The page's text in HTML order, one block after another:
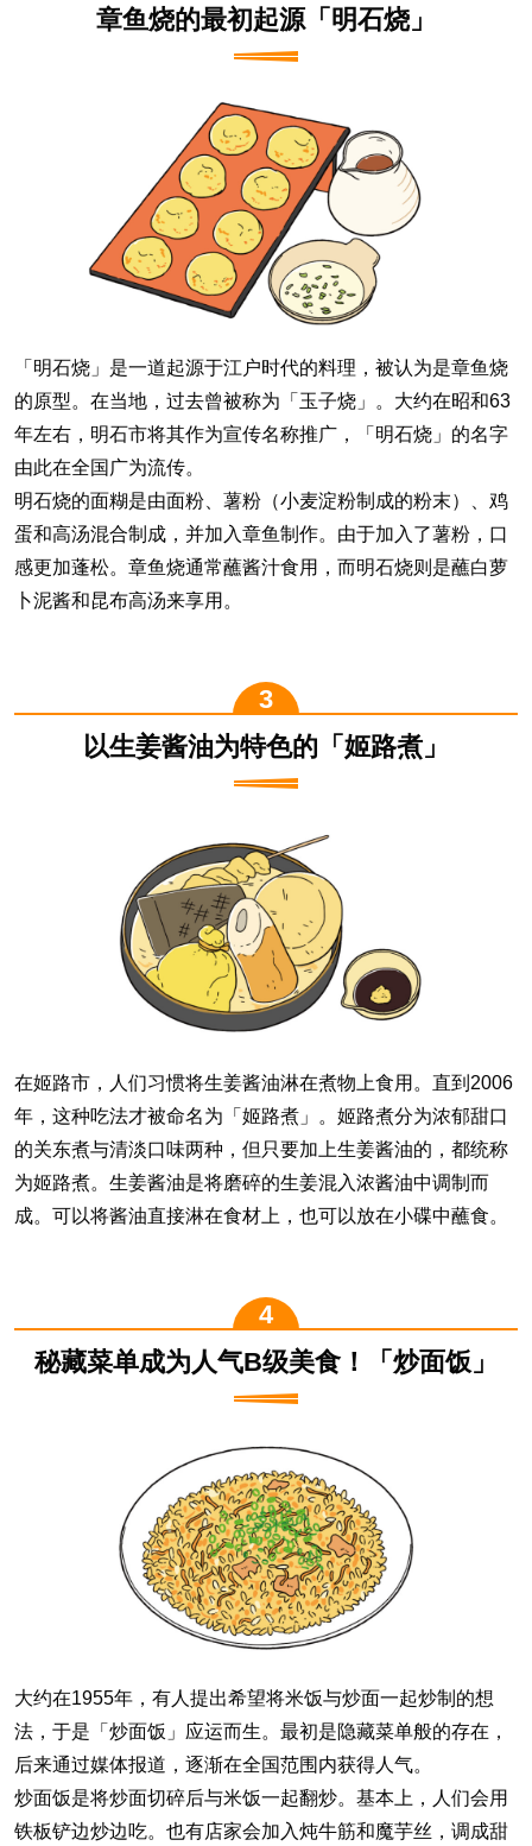
章鱼烧的最初起源「明石烧」
「明石烧」是一道起源于江户时代的料理，被认为是章鱼烧
的原型。在当地，过去曾被称为「玉子烧」。大约在昭和63
年左右，明石市将其作为宣传名称推广，「明石烧」的名字
由此在全国广为流传。
明石烧的面糊是由面粉、薯粉（小麦淀粉制成的粉末）、鸡
蛋和高汤混合制成，并加入章鱼制作。由于加入了薯粉，口
感更加蓬松。章鱼烧通常蘸酱汁食用，而明石烧则是蘸白萝
卜泥酱和昆布高汤来享用。
以生姜酱油为特色的「姬路煮」
在姬路市，人们习惯将生姜酱油淋在煮物上食用。直到2006
年，这种吃法才被命名为「姬路煮」。姬路煮分为浓郁甜口
的关东煮与清淡口味两种，但只要加上生姜酱油的，都统称
为姬路煮。生姜酱油是将磨碎的生姜混入浓酱油中调制而
成。可以将酱油直接淋在食材上，也可以放在小碟中蘸食。
秘藏菜单成为人气B级美食！「炒面饭」
大约在1955年，有人提出希望将米饭与炒面一起炒制的想
法，于是「炒面饭」应运而生。最初是隐藏菜单般的存在，
后来通过媒体报道，逐渐在全国范围内获得人气。
炒面饭是将炒面切碎后与米饭一起翻炒。基本上，人们会用
铁板铲边炒边吃。也有店家会加入炖牛筋和魔芋丝，调成甜